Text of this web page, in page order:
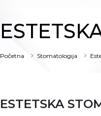
Početna Stomatologija
ESTETSKA